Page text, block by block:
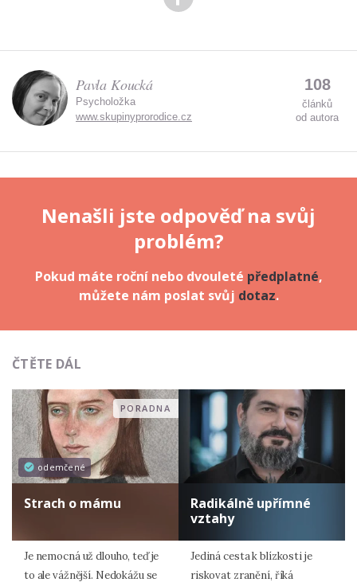
Pavla Koucká
Psycholožka
www.skupinyprorodice.cz
108
článků
od autora
Nenašli jste odpověď na svůj
problém?
Pokud máte roční nebo dvouleté předplatné,
můžete nám poslat svůj dotaz.
ČTĚTE DÁL
odemčené
PORADNA
Strach o mámu
Je nemocná už dlouho, teď je
to ale vážnější. Nedokážu se
Radikálně upřímné
vztahy
Jediná cesta k blízkosti je
riskovat zranění, říká